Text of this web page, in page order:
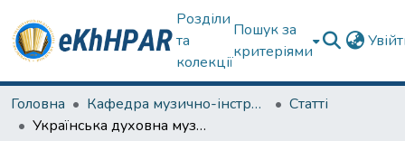
Розділи
та
колекції
Пошук за
критеріями
Головна Кафедра музично-інструментальної підготовки вчителя
Статті
Українська духовна музика у фаховій підготовці викладачів музичного мистецтва